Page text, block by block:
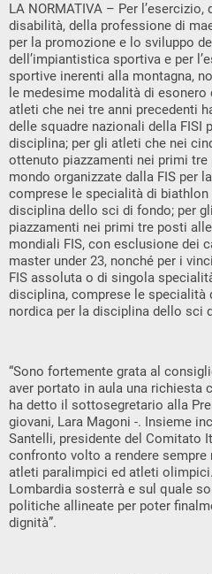
LA NORMATIVA – Per
disabilità, della professione di
per la promozione e lo sviluppo
dell’impiantistica sportiva e per
sportive inerenti alla montagna,
le medesime modalità di
atleti che nei tre anni precedenti
delle squadre nazionali della FISI
disciplina; per gli atleti che nei
ottenuto piazzamenti nei primi tre
mondo organizzate dalla FIS per
comprese le specialità di
disciplina dello sci di fondo; per
piazzamenti nei primi tre posti
mondiali FIS, con esclusione dei
master under 23, nonché per i
FIS assoluta o di singola
disciplina, comprese le specialità
nordica per la disciplina dello sci
“Sono fortemente grata al
aver portato in aula una richiesta
ha detto il sottosegretario alla
giovani, Lara Magoni -. Insieme
Santelli, presidente del Comitato
confronto volto a rendere
atleti paralimpici ed atleti
Lombardia sosterrà e sul quale
politiche allineate per poter
dignità”.